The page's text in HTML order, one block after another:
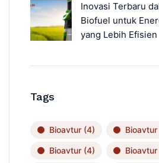
Inovasi Terbaru
Biofuel untuk
yang Lebih Efisien
Tags
Bioavtur (4) Bioavtur
Bioavtur (4) Bioavtur